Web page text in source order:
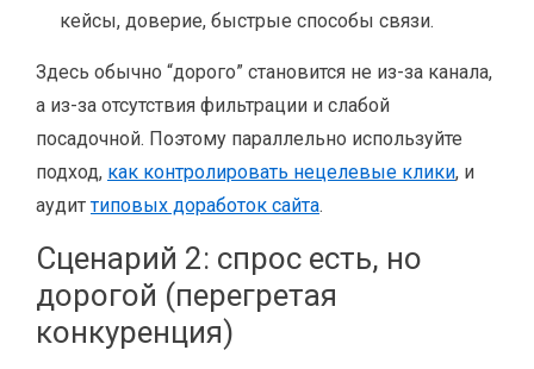
кейсы, доверие, быстрые способы связи.
Здесь обычно “дорого” становится не из-за канала,
а из-за отсутствия фильтрации и слабой
посадочной. Поэтому параллельно используйте
подход, как контролировать нецелевые клики, и
аудиттиповых доработок сайта.
Сценарий 2: спрос есть, но
дорогой (перегретая
конкуренция)